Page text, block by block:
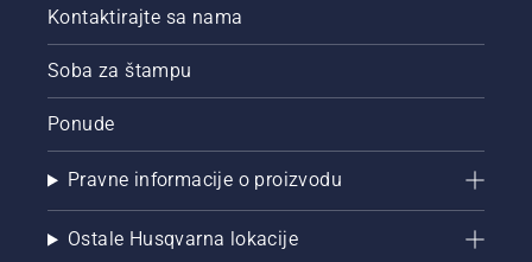
Kontaktirajte sa nama
Soba za štampu
Ponude
Pravne informacije o proizvodu
Ostale Husqvarna lokacije